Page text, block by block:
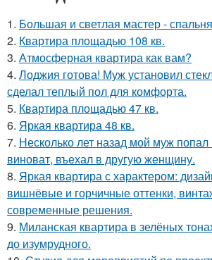
1. Большая и светлая мастер -
2. Квартира площадью 108 кв.
3. Атмосферная квартира как вам?
4. Лоджия готова! Муж установил
сделал теплый пол для комфорта.
5. Квартира площадью 47 кв.
6. Яркая квартира 48 кв.
7. Несколько лет назад мой муж
виноват, въехал в другую женщину.
8. Яркая квартира с характером:
вишнёвые и горчичные оттенки,
современные решения.
9. Миланская квартира в зелёных
до изумрудного.